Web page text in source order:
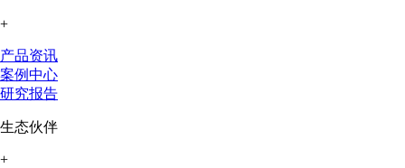
+
产品资讯
案例中心
研究报告
生态伙伴
+